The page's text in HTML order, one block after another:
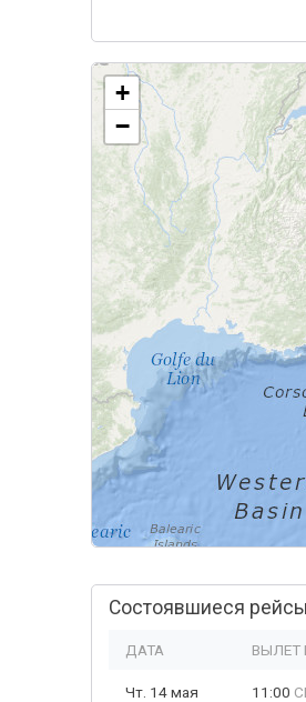
+
−
Состоявшиеся
ДАТА ВЫЛЕТ
Чт. 14 мая 11:00